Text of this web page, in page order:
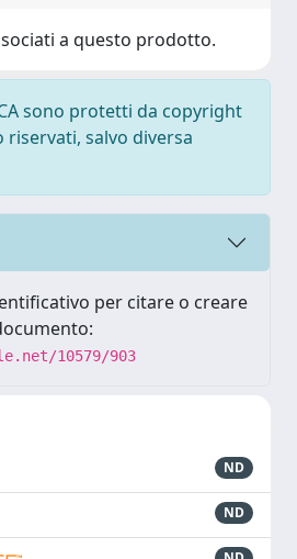
a questo prodotto.
sono protetti da copyright
salvo diversa
per citare o creare
10579/903
ND
ND